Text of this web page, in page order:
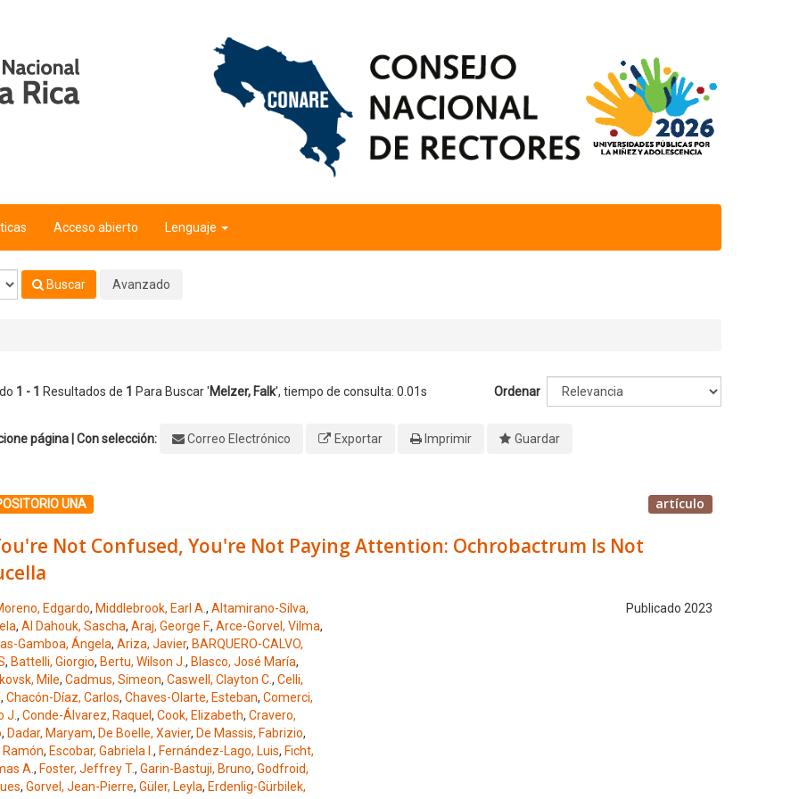
Acceso abierto Lenguaje
Buscar Avanzado
1 - 1 Resultados de 1 Para Buscar 'Melzer, Falk', tiempo de consulta: 0.01s Ordenar
página | Con selección: Correo Electrónico Exportar Imprimir Guardar
el número de resultado 1
UNA artículo
Not Confused, You're Not Paying Attention: Ochrobactrum Is Not
Edgardo, Middlebrook, Earl A., Altamirano-Silva,
, Al Dahouk, Sascha, Araj, George F., Arce-Gorvel, Vilma,
Gamboa, Ángela, Ariza, Javier, BARQUERO-CALVO,
, Battelli, Giorgio, Bertu, Wilson J., Blasco, José María,
Mile, Cadmus, Simeon, Caswell, Clayton C., Celli,
, Chacón-Díaz, Carlos, Chaves-Olarte, Esteban, Comerci,
J., Conde-Álvarez, Raquel , Cook, Elizabeth, Cravero,
, Dadar, Maryam, De Boelle, Xavier, De Massis, Fabrizio,
Ramón, Escobar, Gabriela I., Fernández-Lago, Luis, Ficht,
A., Foster, Jeffrey T., Garin-Bastuji, Bruno, Godfroid,
, Gorvel, Jean-Pierre, Güler, Leyla, Erdenlig-Gürbilek,
Publicado 2023